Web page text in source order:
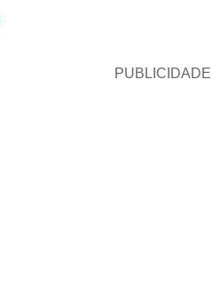
PUBLICIDADE